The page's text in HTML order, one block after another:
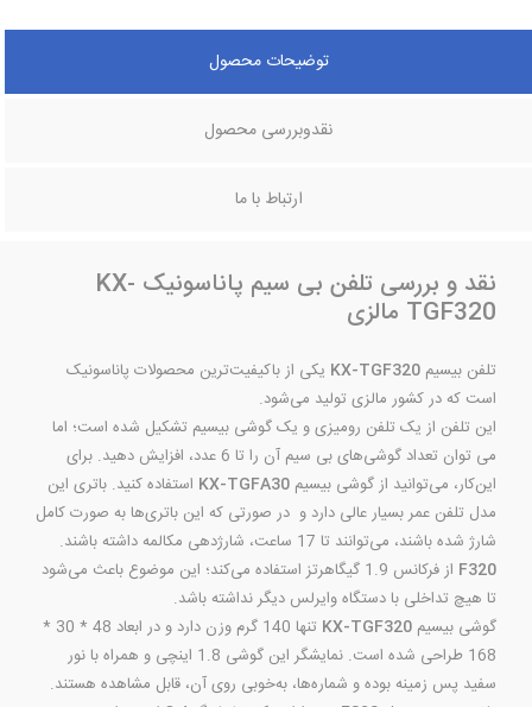
توضیحات محصول
نقدوبررسی محصول
ارتباط با ما
نقد و بررسی تلفن بی سیم پاناسونیک KX-
TGF320 مالزی
تلفن بیسیم KX-TGF320 یکی از باکیفیت‌ترین محصولات پاناسونیک
است که در کشور مالزی تولید می‌شود.
این تلفن از یک تلفن رومیزی و یک گوشی بیسیم تشکیل شده است؛ اما
می توان تعداد گوشی‌های بی سیم آن را تا 6 عدد، افزایش دهید. برای
این‌کار، می‌توانید از گوشی بیسیم KX-TGFA30 استفاده کنید. باتری این
مدل تلفن عمر بسیار عالی دارد و در صورتی که این باتری‌ها به صورت کامل
شارژ شده باشند، می‌توانند تا 17 ساعت، شارژدهی مکالمه داشته باشند.
F320
از فرکانس 1.9 گیگاهرتز استفاده می‌کند؛ این موضوع باعث می‌شود
تا هیچ تداخلی با دستگاه وایرلس دیگر نداشته باشد.
گوشی بیسیم KX-TGF320
تنها 140 گرم وزن دارد و در ابعاد 48 * 30 *
168 طراحی شده است. نمایشگر این گوشی 1.8 اینچی و همراه با نور
سفید پس زمینه بوده و شماره‌ها، به‌خوبی روی آن، قابل مشاهده هستند.